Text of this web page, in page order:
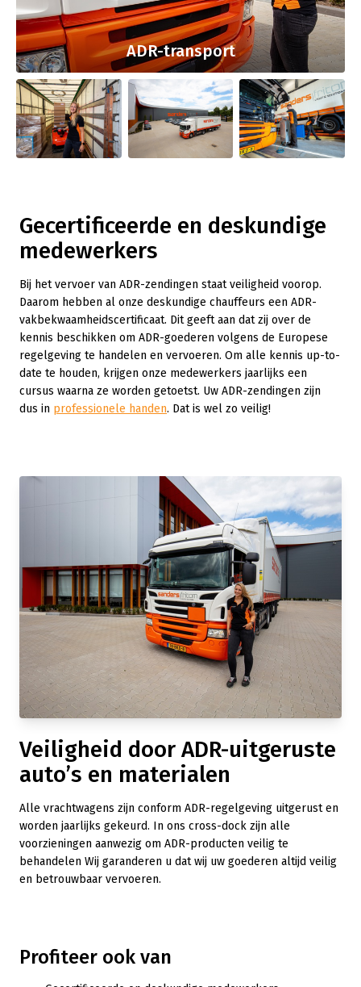
ADR-transport
Gecertificeerde en deskundige
medewerkers
Bij het vervoer van ADR-zendingen staat veiligheid voorop.
Daarom hebben al onze deskundige chauffeurs een ADR-
vakbekwaamheidscertificaat. Dit geeft aan dat zij over de
kennis beschikken om ADR-goederen volgens de Europese
regelgeving te handelen en vervoeren. Om alle kennis up-to-
date te houden, krijgen onze medewerkers jaarlijks een
cursus waarna ze worden getoetst. Uw ADR-zendingen zijn
dus in professionele handen. Dat is wel zo veilig!
Veiligheid door ADR-uitgeruste
auto’s en materialen
Alle vrachtwagens zijn conform ADR-regelgeving uitgerust en
worden jaarlijks gekeurd. In ons cross-dock zijn alle
voorzieningen aanwezig om ADR-producten veilig te
behandelen Wij garanderen u dat wij uw goederen altijd veilig
en betrouwbaar vervoeren.
Profiteer ook van